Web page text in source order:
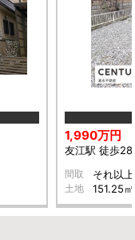
1,990万円
友江駅 徒歩28
間取 それ以上
土地 151.25㎡